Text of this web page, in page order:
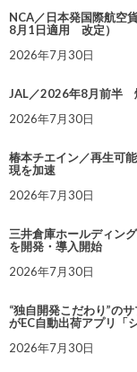
NCA／日本発国際航空
8月1日適用 改定）
2026年7月30日
JAL／2026年8月前半
2026年7月30日
椿本チエイン／再生可
現を加速
2026年7月30日
三井倉庫ホールディン
を開発・導入開始
2026年7月30日
“独自開発こだわり”の
がEC自動出荷アプリ「
2026年7月30日